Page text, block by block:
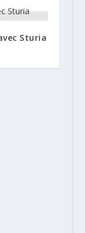
Sturia